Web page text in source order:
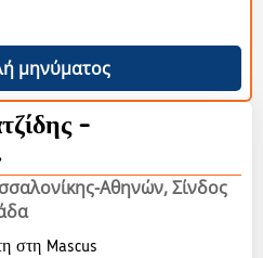
μηνύματος
-
Αθηνών, Σίνδος
στη Mascus